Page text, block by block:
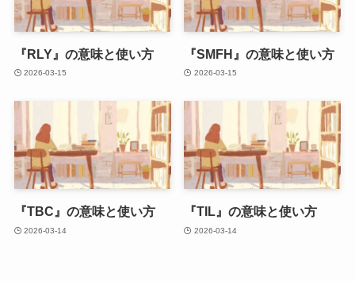
『RLY』の意味と使い方
2026-03-15
『SMFH』の意味と使い方
2026-03-15
『TBC』の意味と使い方
2026-03-14
『TIL』の意味と使い方
2026-03-14